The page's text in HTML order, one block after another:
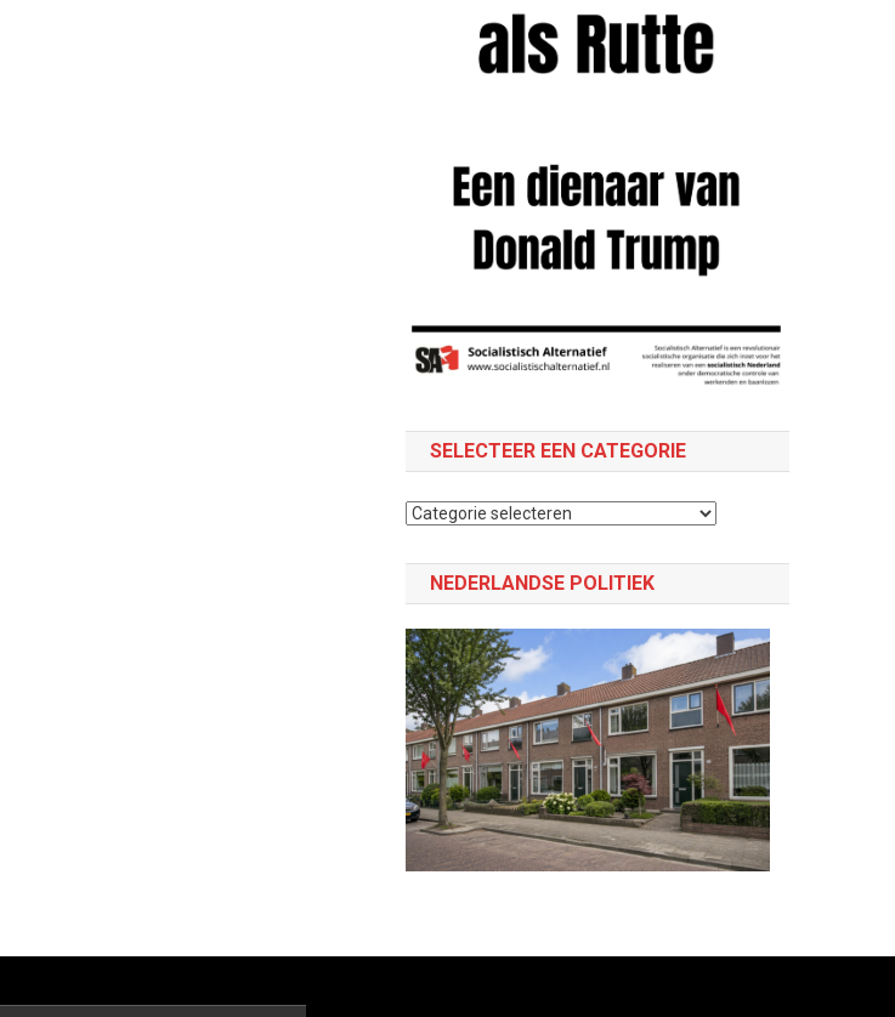
SELECTEER EEN CATEGORIE
Selecteer
categorie
NEDERLANDSE POLITIEK